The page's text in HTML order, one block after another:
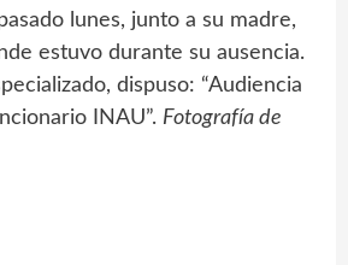
lunes, junto a su madre,
estuvo durante su ausencia.
dispuso: “Audiencia
INAU”. Fotografía de